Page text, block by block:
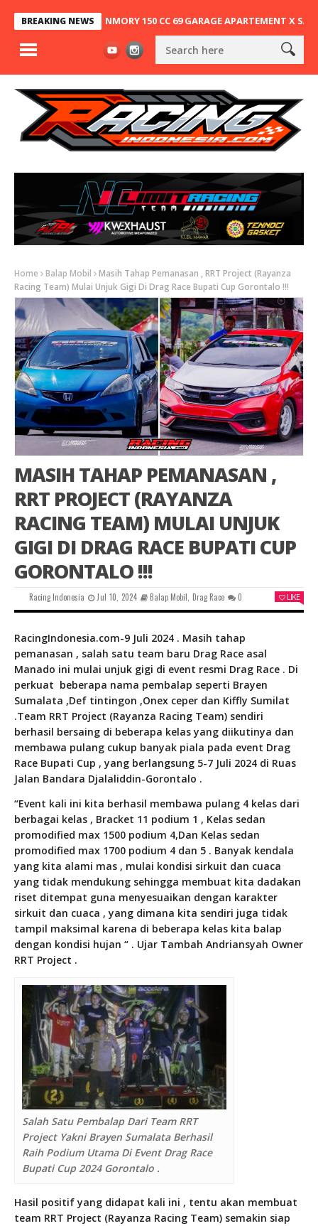
BREAKING NEWS
NINJA 2T SUNMORY 150 CC 69 GARAGE APARTEMENT X SA63
Home Balap Mobil
Masih Tahap Pemanasan , RRT Project (Rayanza
Racing Team) Mulai Unjuk Gigi Di Drag Race Bupati Cup Gorontalo !!!
MASIH TAHAP PEMANASAN ,
RRT PROJECT (RAYANZA
RACING TEAM) MULAI UNJUK
GIGI DI DRAG RACE BUPATI CUP
GORONTALO !!!
Racing Indonesia Jul 10, 2024 Balap Mobil, Drag Race 0 LIKE
RacingIndonesia.com-9 Juli 2024 . Masih tahap
pemanasan , salah satu team baru Drag Race asal
Manado ini mulai unjuk gigi di event resmi Drag Race . Di
perkuat beberapa nama pembalap seperti Brayen
Sumalata ,Def tintingon ,Onex ceper dan Kiffly Sumilat
.Team RRT Project (Rayanza Racing Team) sendiri
berhasil bersaing di beberapa kelas yang diikutinya dan
membawa pulang cukup banyak piala pada event Drag
Race Bupati Cup , yang berlangsung 5-7 Juli 2024 di Ruas
Jalan Bandara Djalaliddin-Gorontalo .
“Event kali ini kita berhasil membawa pulang 4 kelas dari
berbagai kelas , Bracket 11 podium 1 , Kelas sedan
promodified max 1500 podium 4,Dan Kelas sedan
promodified max 1700 podium 4 dan 5 . Banyak kendala
yang kita alami mas , mulai kondisi sirkuit dan cuaca
yang tidak mendukung sehingga membuat kita dadakan
riset ditempat guna menyesuaikan dengan karakter
sirkuit dan cuaca , yang dimana kita sendiri juga tidak
tampil maksimal karena di beberapa kelas kita balap
dengan kondisi hujan “ . Ujar Tambah Andriansyah Owner
RRT Project .
Salah Satu Pembalap Dari Team RRT
Project Yakni Brayen Sumalata Berhasil
Raih Podium Utama Di Event Drag Race
Bupati Cup 2024 Gorontalo .
Hasil positif yang didapat kali ini , tentu akan membuat
team RRT Project (Rayanza Racing Team) semakin siap